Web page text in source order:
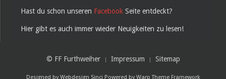
Hast du schon unseren Facebook Seite entdeckt?
Hier gibt es auch immer wieder Neuigkeiten zu lesen!
© FF Furthweiher Impressum Sitemap
Designed byWebdesign Sinci Powered byWarp Theme Framework